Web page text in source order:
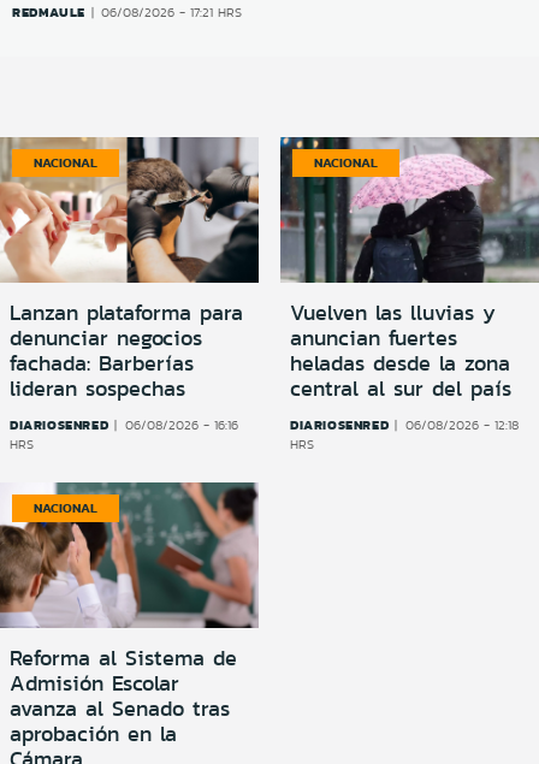
REDMAULE 06/08/2026 - 17:21 HRS
NACIONAL
Lanzan plataforma para
denunciar negocios
fachada: Barberías
lideran sospechas
DIARIOSENRED
06/08/2026 - 16:16
HRS
NACIONAL
Vuelven las lluvias y
anuncian fuertes
heladas desde la zona
central al sur del país
DIARIOSENRED
06/08/2026 - 12:18
HRS
NACIONAL
Reforma al Sistema de
Admisión Escolar
avanza al Senado tras
aprobación en la